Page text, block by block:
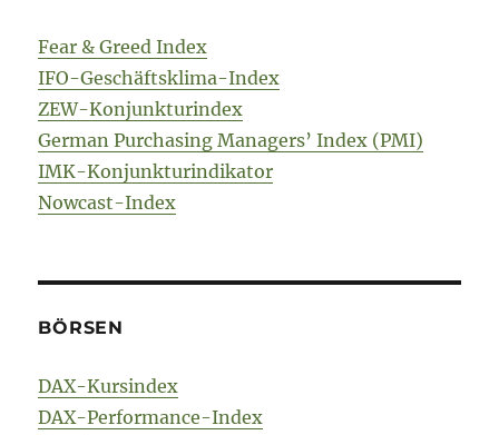
Fear & Greed Index
IFO-Geschäftsklima-Index
ZEW-Konjunkturindex
German Purchasing Managers’ Index (PMI)
IMK-Konjunkturindikator
Nowcast-Index
BÖRSEN
DAX-Kursindex
DAX-Performance-Index